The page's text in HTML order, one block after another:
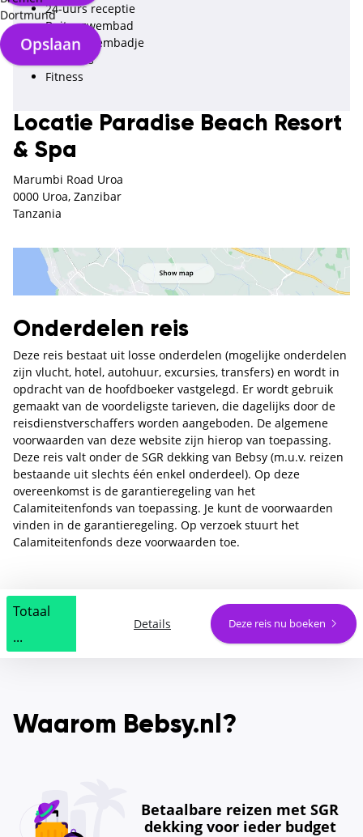
Dortmund
Opslaan
24-uurs receptie
Buitenzwembad
Kinderzwembadje
Wellness
Fitness
Locatie Paradise Beach Resort
& Spa
Marumbi Road Uroa
0000 Uroa, Zanzibar
Tanzania
Onderdelen reis
Deze reis bestaat uit losse onderdelen (mogelijke onderdelen
zijn vlucht, hotel, autohuur, excursies, transfers) en wordt in
opdracht van de hoofdboeker vastgelegd. Er wordt gebruik
gemaakt van de voordeligste tarieven, die dagelijks door de
reisdienstverschaffers worden aangeboden. De algemene
voorwaarden van deze website zijn hierop van toepassing.
Deze reis valt onder de SGR dekking van Bebsy (m.u.v. reizen
bestaande uit slechts één enkel onderdeel). Op deze
overeenkomst is de garantieregeling van het
Calamiteitenfonds van toepassing. Je kunt de voorwaarden
vinden in de garantieregeling. Op verzoek stuurt het
Calamiteitenfonds deze voorwaarden toe.
Totaal
...
Details Deze reis nu boeken
Waarom Bebsy.nl?
Betaalbare reizen met SGR
dekking voor ieder budget